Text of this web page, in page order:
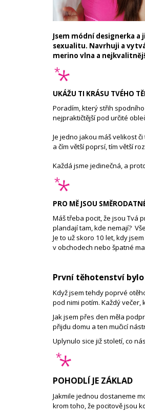
Jsem módní designerka
sexualitu. Navrhuji a
merino vlna a
UKÁŽU TI KRÁSU TVÉHO
Poradím, který střih
nejpraktičtější pod určité
Je jedno jakou máš velikost
a čím větší poprsí, tím větší
Každá jsme jedinečná, a
PRO MĚ JSOU
Máš třeba pocit, že jsou Tvá
plandají tam, kde nemají?
Je to už skoro 10 let, kdy
v obchodech nebo špatné
První těhotenství
Když jsem tehdy poprvé
pod nimi potím. Každý
Jak jsem přes den měla
přijdu domu a ten mučicí
Uplynulo sice již století, co
POHODLÍ JE ZÁKLAD
Jakmile jednou dostaneme
krom toho, že pocitově jsou
KRAJKOU
29 900 Kč